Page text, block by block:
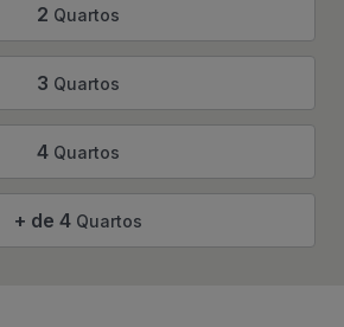
2 Quartos
3 Quartos
4 Quartos
+ de 4 Quartos